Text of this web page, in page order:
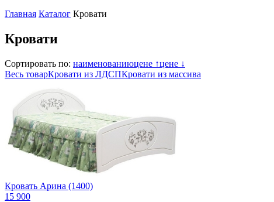
Главная Каталог Кровати
Кровати
Сортировать по: наименованиюцене ↑цене ↓
Весь товарКровати из ЛДСПКровати из массива
Кровать Арина (1400)
15 900